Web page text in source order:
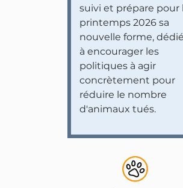
suivi et prépare pour
printemps 2026 sa
nouvelle forme,
à encourager les
politiques à agir
concrètement pour
réduire le nombre
d'animaux tués.